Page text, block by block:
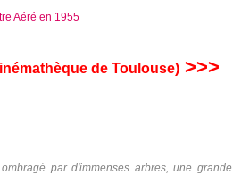
de Toulouse) >>>
par d'immenses arbres, une grande